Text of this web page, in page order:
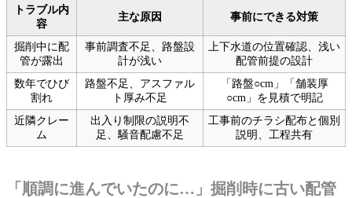
トラブル内
容
主な原因 事前にできる対策
掘削中に配
管が露出
事前調査不足、路盤設
計が浅い
上下水道の位置確認、浅い
配管前提の設計
数年でひび
割れ
路盤不足、アスファル
ト厚み不足
「路盤○cm」「舗装厚
○cm」を見積で明記
近隣クレー
ム
出入り制限の説明不
足、騒音配慮不足
工事前のチラシ配布と個別
説明、工程共有
「順調に進んでいたのに…」掘削時に古い配管